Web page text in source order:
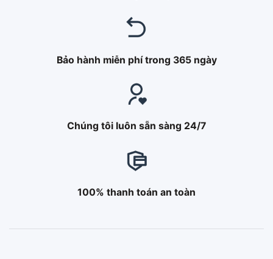
Bảo hành miễn phí trong 365 ngày
Chúng tôi luôn sẵn sàng 24/7
100% thanh toán an toàn